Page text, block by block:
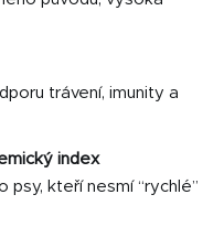
trávení, imunity a
index
psy, kteří nesmí “rychlé”